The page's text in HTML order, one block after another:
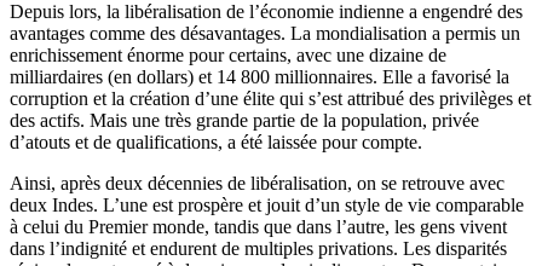
Depuis lors, la libéralisation de l’économie indienne a engendré des
avantages comme des désavantages. La mondialisation a permis un
enrichissement énorme pour certains, avec une dizaine de
milliardaires (en dollars) et 14 800 millionnaires. Elle a favorisé la
corruption et la création d’une élite qui s’est attribué des privilèges et
des actifs. Mais une très grande partie de la population, privée
d’atouts et de qualifications, a été laissée pour compte.
Ainsi, après deux décennies de libéralisation, on se retrouve avec
deux Indes. L’une est prospère et jouit d’un style de vie comparable
à celui du Premier monde, tandis que dans l’autre, les gens vivent
dans l’indignité et endurent de multiples privations. Les disparités